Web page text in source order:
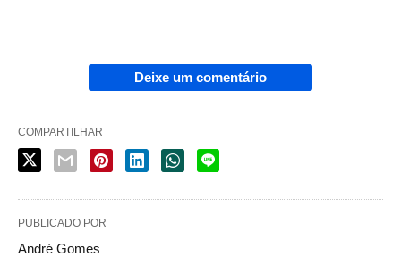
Deixe um comentário
COMPARTILHAR
PUBLICADO POR
André Gomes